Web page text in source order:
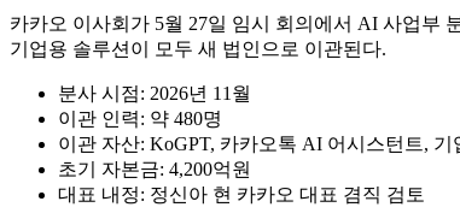
카카오 이사회가 5월 27일 임시 회의에서 AI 사업부
기업용 솔루션이 모두 새 법인으로 이관된다.
분사 시점: 2026년 11월
이관 인력: 약 480명
이관 자산: KoGPT, 카카오톡 AI 어시스턴트, 기
초기 자본금: 4,200억원
대표 내정: 정신아 현 카카오 대표 겸직 검토